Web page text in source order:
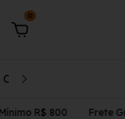
0
CADASTRO
R$ 800 Frete Grátis